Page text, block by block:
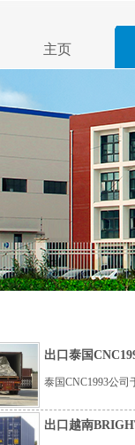
主页
出口泰国
泰国CNC1993公司
出口越南